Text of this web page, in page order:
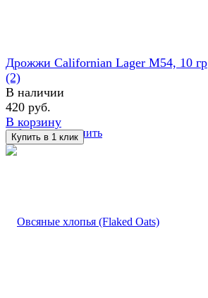
избранное сравнить
Дрожжи Californian Lager M54, 10 гр
(2)
В наличии
420 руб.
В корзину